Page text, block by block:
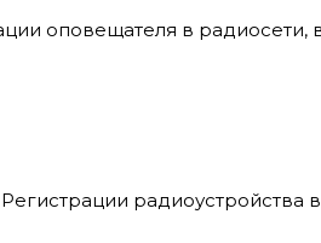
оповещателя в радиосети,
радиоустройства в